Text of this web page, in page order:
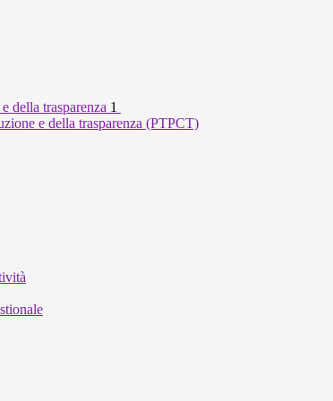
della trasparenza 1
e della trasparenza (PTPCT)